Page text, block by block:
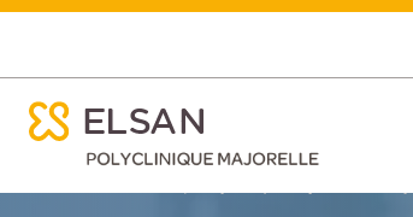
au
Recrutement Infirmier ( H/F)
menu mobile
menu mobile
Accueil/Polyclinique Majorelle - Nancy